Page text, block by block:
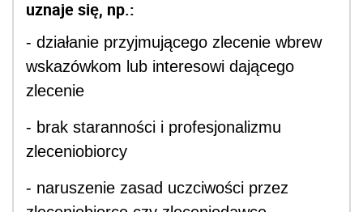
uznaje się, np.:
- działanie przyjmującego zlecenie wbrew
wskazówkom lub interesowi dającego
zlecenie
- brak staranności i profesjonalizmu
zleceniobiorcy
- naruszenie zasad uczciwości przez